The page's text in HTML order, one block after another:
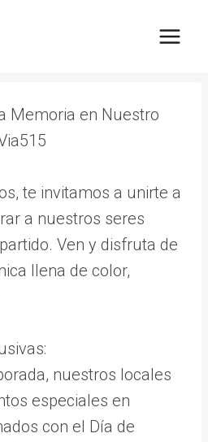
Memoria en Nuestro
te invitamos a unirte a
a nuestros seres
Ven y disfruta de
llena de color,
nuestros locales
especiales en
con el Día de